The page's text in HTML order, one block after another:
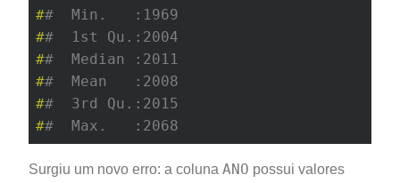
##  Min.   :1969
##  1st Qu.:2004
##  Median :2011
##  Mean   :2008
##  3rd Qu.:2015
##  Max.   :2068
Surgiu um novo erro: a coluna ANO possui valores